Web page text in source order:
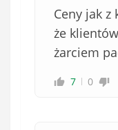
Ceny jak
że
żarciem
7 0